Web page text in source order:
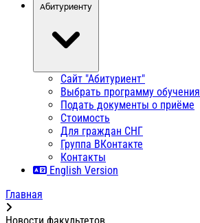
Абитуриенту
Сайт "Абитуриент"
Выбрать программу обучения
Подать документы о приёме
Стоимость
Для граждан СНГ
Группа ВКонтакте
Контакты
English Version
Главная